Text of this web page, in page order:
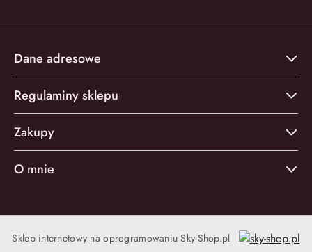
Dane adresowe
Regulaminy sklepu
Zakupy
O mnie
Sklep internetowy na oprogramowaniu Sky-Shop.pl